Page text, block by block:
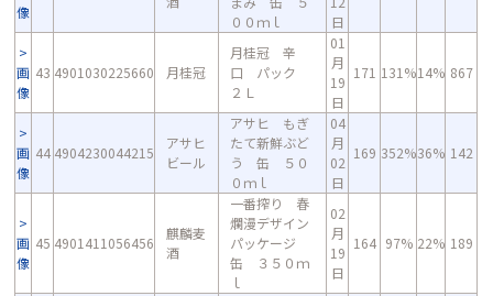
像
００ｍｌ
日
画
像
43 4901030225660 月桂冠
月桂冠 辛
口 パック
２Ｌ
01
月
19
日
171 131%14% 867
画
像
44 4904230044215
アサヒ
ビール
アサヒ もぎ
たて新鮮ぶど
う 缶 ５０
０ｍｌ
04
月
02
日
169 352%36% 142
画
像
45 4901411056456
麒麟麦
酒
一番搾り 春
爛漫デザイン
パッケージ
缶 ３５０ｍ
ｌ
02
月
19
日
164 97% 22% 189